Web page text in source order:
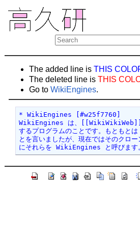
The added line is THIS
The deleted line is THIS
Go to WikiEngines.
* WikiEngines [#w25f7760]
WikiEngines は、[[WikiWikiWeb]]
するプログラムのことです。もともと
とを言いましたが、現在ではそのクロ
にそれらを WikiEngines と呼びます